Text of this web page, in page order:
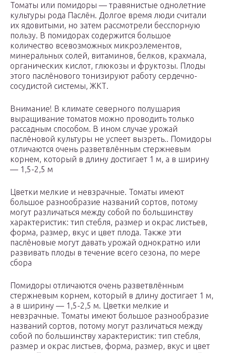
Томаты или помидоры — травянистые однолетние
культуры рода Паслён. Долгое время люди считали
их ядовитыми, но затем рассмотрели бесспорную
пользу. В помидорах содержится большое
количество всевозможных микроэлементов,
минеральных солей, витаминов, белков, крахмала,
органических кислот, глюкозы и фруктозы. Плоды
этого паслёнового тонизируют работу сердечно-
сосудистой системы, ЖКТ.
Внимание! В климате северного полушария
выращивание томатов можно проводить только
рассадным способом. В ином случае урожай
паслёновой культуры не успеет вызреть.. Помидоры
отличаются очень разветвлённым стержневым
корнем, который в длину достигает 1 м, а в ширину
— 1,5-2,5 м
Цветки мелкие и невзрачные. Томаты имеют
большое разнообразие названий сортов, потому
могут различаться между собой по большинству
характеристик: тип стебля, размер и окрас листьев,
форма, размер, вкус и цвет плода. Также эти
паслёновые могут давать урожай однократно или
развивать плоды в течение всего сезона, по мере
сбора
Помидоры отличаются очень разветвлённым
стержневым корнем, который в длину достигает 1 м,
а в ширину — 1,5-2,5 м. Цветки мелкие и
невзрачные. Томаты имеют большое разнообразие
названий сортов, потому могут различаться между
собой по большинству характеристик: тип стебля,
размер и окрас листьев, форма, размер, вкус и цвет